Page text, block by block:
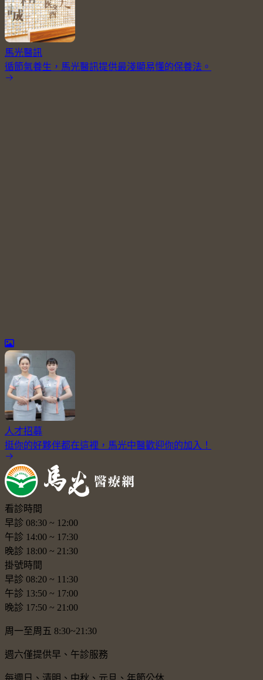
馬光醫訊
循節氣養生，馬光醫訊提供最淺顯易懂的保養法。
人才招募
挺你的好夥伴都在這裡，馬光中醫歡迎你的加入！
看診時間
早診 08:30 ~ 12:00
午診 14:00 ~ 17:30
晚診 18:00 ~ 21:30
掛號時間
早診 08:20 ~ 11:30
午診 13:50 ~ 17:00
晚診 17:50 ~ 21:00
周一至周五 8:30~21:30
週六僅提供早、午診服務
每週日、清明、中秋、元旦、年節公休